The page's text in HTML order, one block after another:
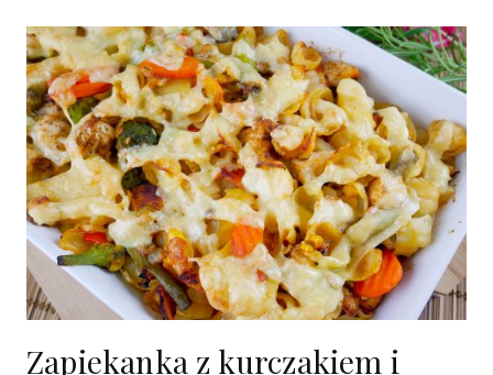
Zapiekanka z kurczakiem i